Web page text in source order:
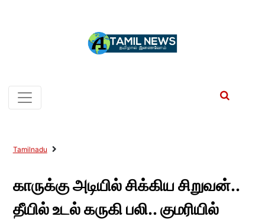
Tamilnadu
காருக்கு அடியில் சிக்கிய சிறுவன்..
தீயில் உடல் கருகி பலி.. குமரியில்